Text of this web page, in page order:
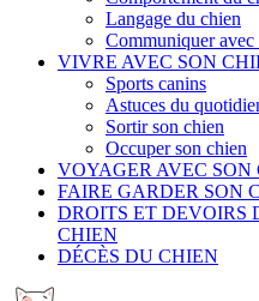
Langage du chien
Communiquer avec
VIVRE AVEC SON
Sports canins
Astuces du
Sortir son chien
Occuper son chien
VOYAGER AVEC SON
FAIRE GARDER SON
DROITS ET DEVOIRS
CHIEN
DÉCÈS DU CHIEN